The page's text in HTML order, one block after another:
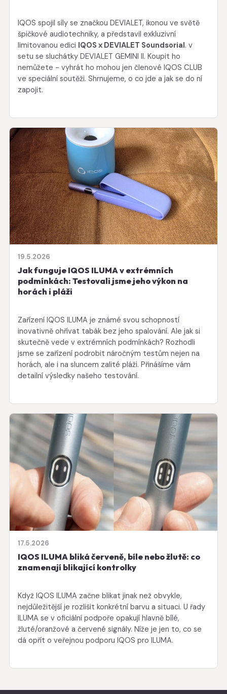
IQOS spojil síly se značkou DEVIALET, ikonou ve světě
špičkové audiotechniky, a představil exkluzivní
limitovanou edici IQOS x DEVIALET Soundsorial. v
setu se sluchátky DEVIALET GEMINI II. Koupit ho
nemůžete - vyhrát ho mohou jen členové IQOS CLUB
ve speciální soutěži. Shrnujeme, o co jde a jak se do ní
zapojit.
19.5.2026
Jak funguje IQOS ILUMA v extrémních
podmínkách: Testovali jsme jeho výkon na
horách i pláži
Zařízení IQOS ILUMA je známé svou schopností
inovativně ohřívat tabák bez jeho spalování. Ale jak si
skutečně vede v extrémních podmínkách? Rozhodli
jsme se zařízení podrobit náročným testům nejen na
horách, ale i na sluncem zalité pláži. Přinášíme vám
detailní výsledky našeho testování.
17.5.2026
IQOS ILUMA bliká červeně, bíle nebo žlutě: co
znamenají blikající kontrolky
Když IQOS ILUMA začne blikat jinak než obvykle,
nejdůležitější je rozlišit konkrétní barvu a situaci. U řady
ILUMA se v oficiální podpoře opakují hlavně bílé,
žluté/oranžové a červené signály. Níže je jen to, co se
dá opřít o veřejnou podporu IQOS pro ILUMA.